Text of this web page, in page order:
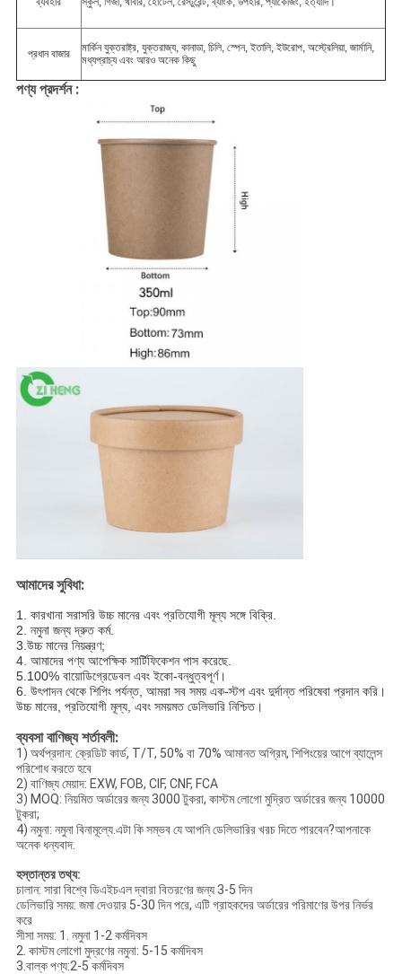
প্রধান বাজার
মার্কিন যুক্তরাষ্ট্র, যুক্তরাজ্য, কানাডা, চিলি, স্পেন, ইতালি, ইউরোপ, অস্ট্রেলিয়া, জার্মানি,
মধ্যপ্রাচ্য এবং আরও অনেক কিছু
পণ্য প্রদর্শন :
আমাদের সুবিধা:
1. কারখানা সরাসরি উচ্চ মানের এবং প্রতিযোগী মূল্য সঙ্গে বিক্রি.
2. নমুনা জন্য দ্রুত কর্ম.
3. উচ্চ মানের নিয়ন্ত্রণ;
4. আমাদের পণ্য আপেক্ষিক সার্টিফিকেশন পাস করেছে.
5.100% বায়োডিগ্রেডেবল এবং ইকো-বন্ধুত্বপূর্ণ।
6. উৎপাদন থেকে শিপিং পর্যন্ত, আমরা সব সময় এক-স্টপ এবং দুর্দান্ত পরিষেবা প্রদান করি।
উচ্চ মানের, প্রতিযোগী মূল্য, এবং সময়মত ডেলিভারি নিশ্চিত।
ব্যবসা বাণিজ্য শর্তাবলী:
1) অর্থপ্রদান: ক্রেডিট কার্ড, T/T, 50% বা 70% আমানত অগ্রিম, শিপিংয়ের আগে ব্যালেন্স
পরিশোধ করতে হবে
2) বাণিজ্য মেয়াদ: EXW, FOB, CIF, CNF, FCA
3) MOQ: নিয়মিত অর্ডারের জন্য 3000 টুকরা, কাস্টম লোগো মুদ্রিত অর্ডারের জন্য 10000
টুকরা;
4) নমুনা: নমুনা বিনামূল্যে.এটা কি সম্ভব যে আপনি ডেলিভারির খরচ দিতে পারবেন?আপনাকে
অনেক ধন্যবাদ.
হস্তান্তর তথ্য:
চালান: সারা বিশ্বে ডিএইচএল দ্বারা বিতরণের জন্য 3-5 দিন
ডেলিভারি সময়: জমা দেওয়ার 5-30 দিন পরে, এটি গ্রাহকদের অর্ডারের পরিমাণের উপর নির্ভর
করে
সীসা সময়: 1. নমুনা 1-2 কর্মদিবস
2. কাস্টম লোগো মুদ্রণের নমুনা: 5-15 কর্মদিবস
3.বাল্ক পণ্য:2-5 কর্মদিবস